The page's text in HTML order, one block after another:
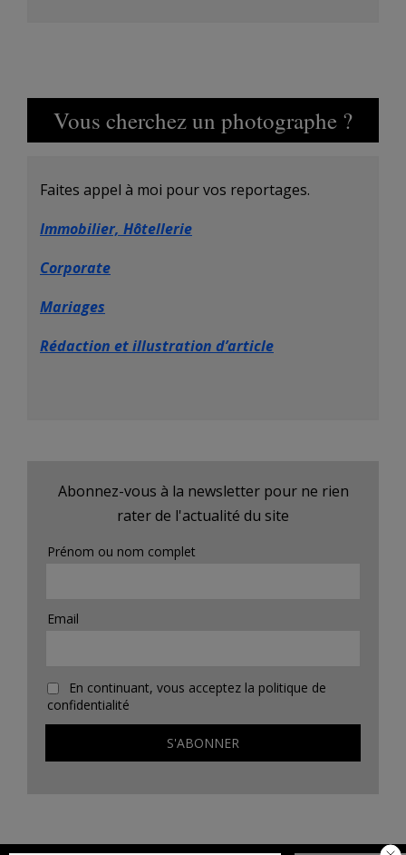
Vous cherchez un photographe ?
Faites appel à moi pour vos reportages.
Immobilier, Hôtellerie
Corporate
Mariages
Rédaction et illustration d’article
Abonnez-vous à la newsletter pour ne rien
rater de l'actualité du site
Prénom ou nom complet
Email
En continuant, vous acceptez la politique de
confidentialité